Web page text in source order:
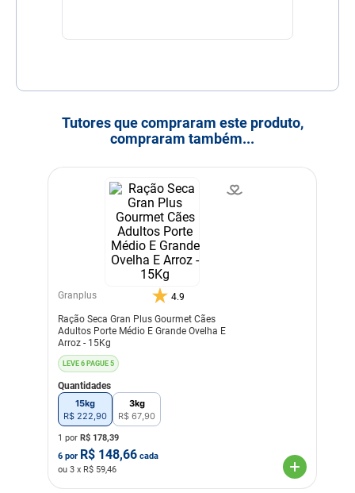
Tutores que compraram este produto,
compraram também...
Granplus 4.9
Ração Seca Gran Plus Gourmet Cães
Adultos Porte Médio E Grande Ovelha E
Arroz - 15Kg
LEVE 6 PAGUE 5
Quantidades
15kg
R$ 222,90
3kg
R$ 67,90
1 por R$ 178,39
6 por R$ 148,66 cada
ou 3 x R$ 59,46